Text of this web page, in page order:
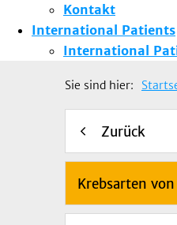
Kontakt
International Patients
International
Sie sind hier:
Zurück
Krebsarten